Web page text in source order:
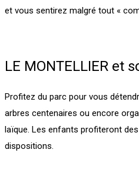
et vous sentirez malgré tout «
LE MONTELLIER et
Profitez du parc pour vous
arbres centenaires ou encore
laïque. Les enfants profiteront
dispositions.